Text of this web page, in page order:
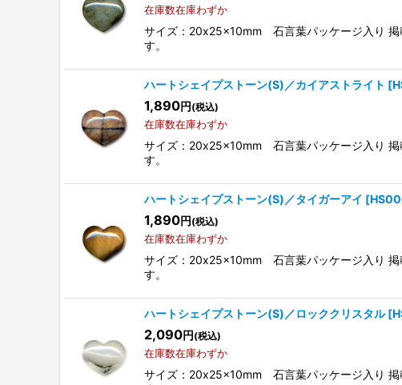
在庫数在庫わずか
サイズ：20x25x10mm 石言葉パッケージ入り 掲
す。
ハートシェイプストーン(S)／カイアストライト [
1,890円 (税込)
在庫数在庫わずか
サイズ：20x25x10mm 石言葉パッケージ入り 掲
す。
ハートシェイプストーン(S)／タイガーアイ [
1,890円 (税込)
在庫数在庫わずか
サイズ：20x25x10mm 石言葉パッケージ入り 掲
す。
ハートシェイプストーン(S)／ロッククリスタル [
2,090円 (税込)
在庫数在庫わずか
サイズ：20x25x10mm 石言葉パッケージ入り 掲